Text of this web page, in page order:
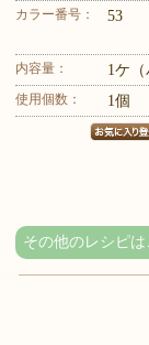
カラー番号： 53
内容量： 1ケ（
使用個数： 1個
その他のレシピは